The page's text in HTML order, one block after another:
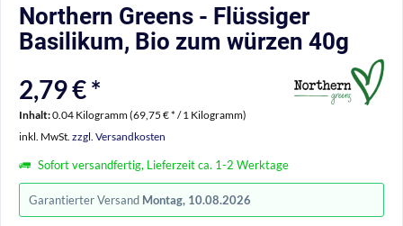
Northern Greens - Flüssiger
Basilikum, Bio zum würzen 40g
2,79 € *
Inhalt:0.04 Kilogramm (69,75 € * / 1 Kilogramm)
inkl. MwSt. zzgl. Versandkosten
Sofort versandfertig, Lieferzeit ca. 1-2 Werktage
Garantierter Versand Montag, 10.08.2026